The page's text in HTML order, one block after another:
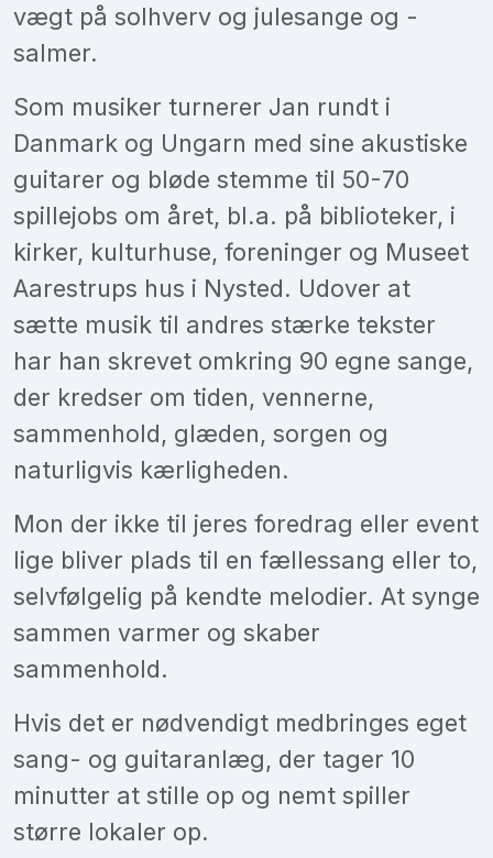
vægt på solhverv og julesange og -
salmer.
Som musiker turnerer Jan rundt i
Danmark og Ungarn med sine akustiske
guitarer og bløde stemme til 50-70
spillejobs om året, bl.a. på biblioteker, i
kirker, kulturhuse, foreninger og Museet
Aarestrups hus i Nysted. Udover at
sætte musik til andres stærke tekster
har han skrevet omkring 90 egne sange,
der kredser om tiden, vennerne,
sammenhold, glæden, sorgen og
naturligvis kærligheden.
Mon der ikke til jeres foredrag eller event
lige bliver plads til en fællessang eller to,
selvfølgelig på kendte melodier. At synge
sammen varmer og skaber
sammenhold.
Hvis det er nødvendigt medbringes eget
sang- og guitaranlæg, der tager 10
minutter at stille op og nemt spiller
større lokaler op.